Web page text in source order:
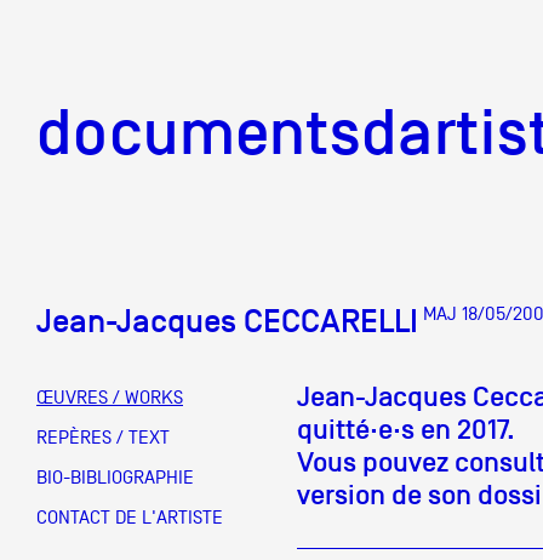
Documents
Mission
Équipe
Jean-Jacques CECCARELLI MAJ 18/05/
ŒUVRES / WORKS
REPÈRES / TEXT
BIO-BIBLIOGRAPHIE
CONTACT DE L'ARTISTE
Jean-Jacques
quitté·e·s en 2017.
Vous pouvez
version de son